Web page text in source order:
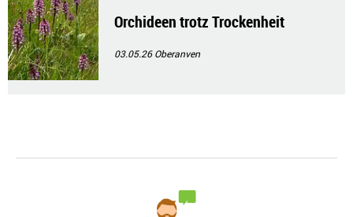
Orchideen trotz Trockenheit
03.05.26Oberanven